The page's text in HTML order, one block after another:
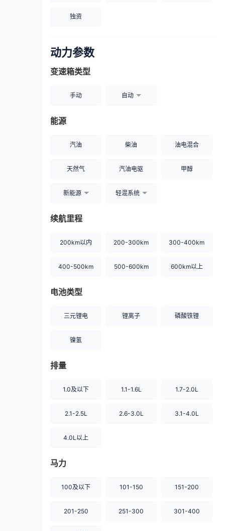
独资
动力参数
变速箱类型
手动 自动
能源
汽油 柴油 油电混合
天然气 汽油电驱 甲醇
新能源 轻混系统
续航里程
200km以内 200-300km 300-400km
400-500km 500-600km 600km以上
电池类型
三元锂电 锂离子 磷酸铁锂
镍氢
排量
1.0及以下 1.1-1.6L 1.7-2.0L
2.1-2.5L 2.6-3.0L 3.1-4.0L
4.0L以上
马力
100及以下 101-150 151-200
201-250 251-300 301-400